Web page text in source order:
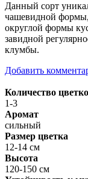
Данный сорт
чашевидной формы,
округлой формы
завидной
клумбы.
Добавить
Количество
1-3
Аромат
сильный
Размер цветка
12-14 см
Высота
120-150 см